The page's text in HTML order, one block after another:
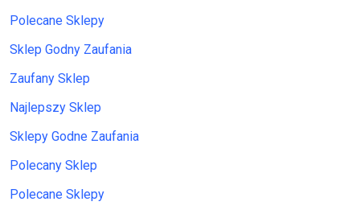
Polecane Sklepy
Sklep Godny Zaufania
Zaufany Sklep
Najlepszy Sklep
Sklepy Godne Zaufania
Polecany Sklep
Polecane Sklepy